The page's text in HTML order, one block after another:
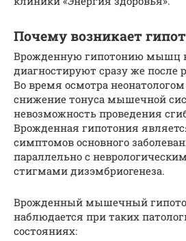
Почему возникает
Врожденную гипотонию мышц
диагностируют сразу же
Во время осмотра
снижение тонуса мышечной
невозможность проведения
Врожденная гипотония
симптомов основного
параллельно с
стигмами дизэмбриогенеза.
Врожденный мышечный
наблюдается при таких
состояниях: